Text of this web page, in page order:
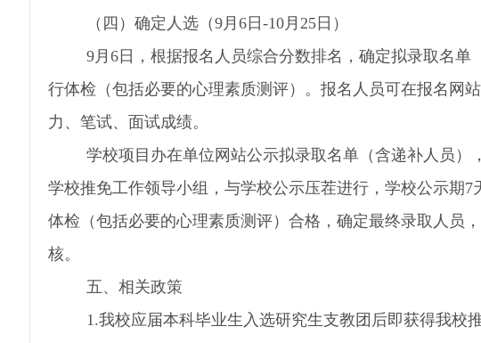
（四）确定人选（9月6日-10月25日）
9月6日，根据报名人员综合分数排名，确定拟录取名单
行体检 （包括必要的心理素质测评）。报名人员可在报名网
力、笔试、面试成绩。
学校项目办在单位网站公示拟录取名单（含递补人员）
学校推免工作领导小组，与学校公示压茬进行，学校公示期7
体检（包括必要的心理素质测评）合格，确定最终录取人员
核。
五、相关政策
1.我校应届本科毕业生入选研究生支教团后即获得我校